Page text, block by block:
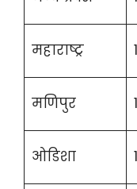
महाराष्ट्र
मणिपुर
ओडिशा